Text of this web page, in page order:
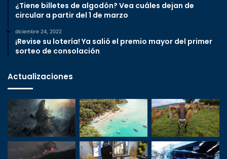
¿Tiene billetes de algodón? Vea cuáles dejan de
circular a partir del 1 de marzo
diciembre 24, 2022
¡Revise su lotería! Ya salió el premio mayor del primer
sorteo de consolación
Actualizaciones